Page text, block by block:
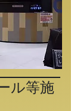
ル等施